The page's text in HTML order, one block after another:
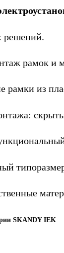
рамок и
из
SKANDY IEK